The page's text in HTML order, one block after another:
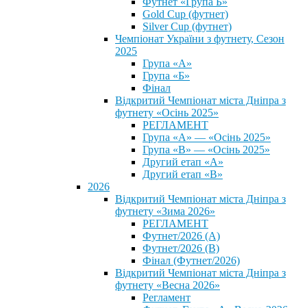
Gold Cup (футнет)
Silver Cup (футнет)
Чемпіонат України з футнету, Сезон
2025
Група «А»
Група «Б»
Фінал
Відкритий Чемпіонат міста Дніпра з
футнету «Осінь 2025»
РЕГЛАМЕНТ
Група «А» — «Осінь 2025»
Група «В» — «Осінь 2025»
Другий етап «А»
Другий етап «В»
2026
Відкритий Чемпіонат міста Дніпра з
футнету «Зима 2026»
РЕГЛАМЕНТ
Футнет/2026 (А)
Футнет/2026 (В)
Фінал (Футнет/2026)
Відкритий Чемпіонат міста Дніпра з
футнету «Весна 2026»
Регламент